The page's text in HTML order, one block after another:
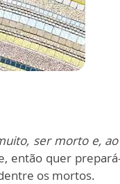
ser morto e,
então quer
os mortos.